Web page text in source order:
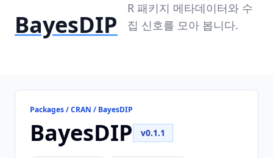
BayesDIP
R 패키지 메타데이터와 수
집 신호를 모아 봅니다.
Packages / CRAN / BayesDIP
BayesDIP v0.1.1